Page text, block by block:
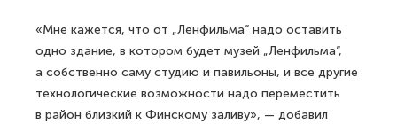
«Мне кажется, что от „Ленфильма“ надо оставить
одно здание, в котором будет музей „Ленфильма“,
а собственно саму студию и павильоны, и все другие
технологические возможности надо переместить
в район близкий к Финскому заливу», — добавил